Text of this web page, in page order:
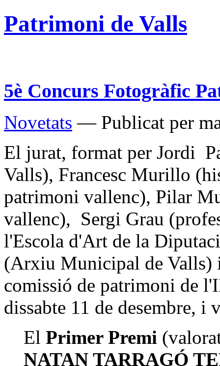
Patrimoni de Valls
5è Concurs Fotogràfic
Novetats — Publicat per
El jurat, format per Jordi
Valls), Francesc Murillo
patrimoni vallenc), Pilar
vallenc), Sergi Grau
l'Escola d'Art de la
(Arxiu Municipal de Valls)
comissió de patrimoni de
dissabte 11 de desembre, i
El Primer Premi
NATAN TARRAGÓ